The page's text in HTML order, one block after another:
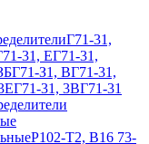
Г71-31,
31, ЕГ71-31,
З1, ВГ71-31,
31, 3BГ71-31
Р102-Т2, В16 73-